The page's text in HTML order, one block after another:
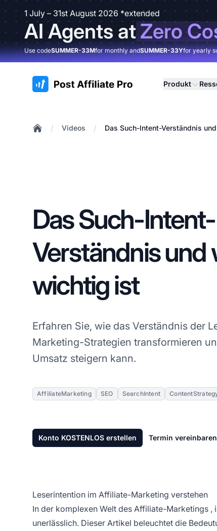
1 July – 31st August 2026 *extended
AI Agents atZero
Use codeSUMMER-33Mfor monthly andSUMMER-33Yfor yearly
:site.title Produkt
/ Videos / Das Such-Intent-Verständnis
Das Such-Intent-
Verständnis und
wichtig ist
Erfahren Sie, wie das Verständnis der
Marketing-Strategien transformieren
Umsatz steigern kann.
AffiliateMarketing SEO SearchIntent
Konto KOSTENLOS erstellen Termin vereinbaren
Leserintention im Affiliate-Marketing verstehen
In der komplexen Welt des Affiliate-Marketings ,
unerlässlich. Dieser Artikel beleuchtet die